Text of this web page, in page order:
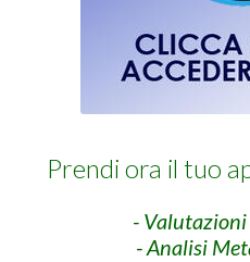
Prendi ora il tuo
-
- Analisi